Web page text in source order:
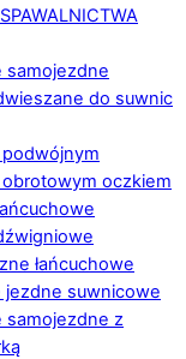
samojezdne
do suwnic
oczkiem
łańcuchowe
suwnicowe
samojezdne z